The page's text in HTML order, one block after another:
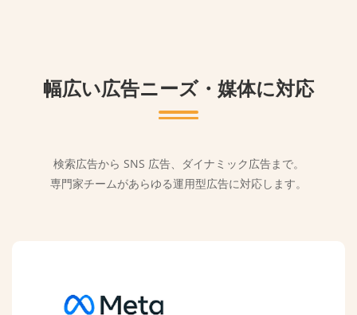
幅広い広告ニーズ・媒体に対応
検索広告から SNS 広告、ダイナミック広告まで。
専門家チームがあらゆる運用型広告に対応します。